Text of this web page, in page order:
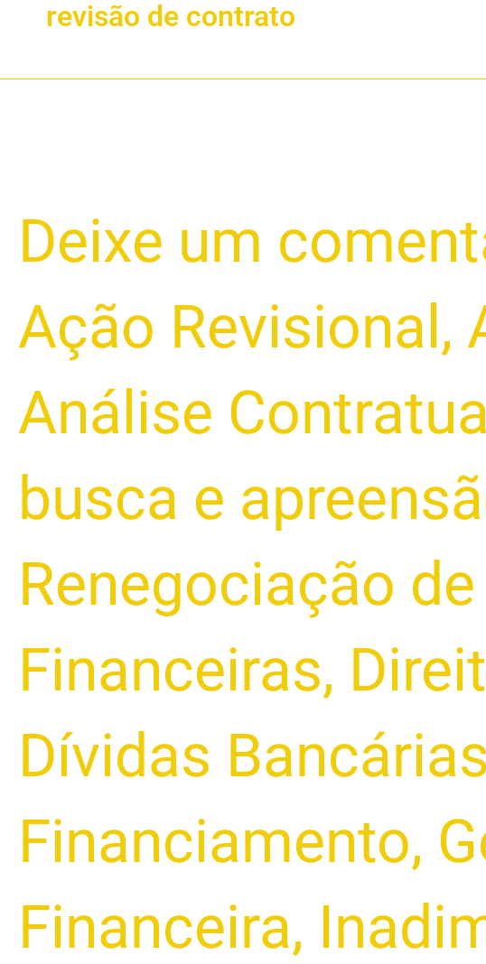
revisão de contrato
Deixe um
Ação Revisional ,
Análise Contratual
busca e
Renegociação
Financeiras,
Dívidas Bancárias
Financiamento,
Financeira,
Contrato
Evitar
Busca
Apreensão?